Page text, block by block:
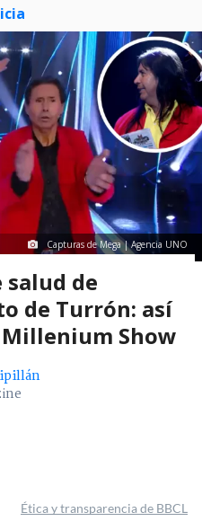
Capturas de Mega | Agencia UNO
salud de
de Turrón: así
Show
Ética y transparencia de BBCL